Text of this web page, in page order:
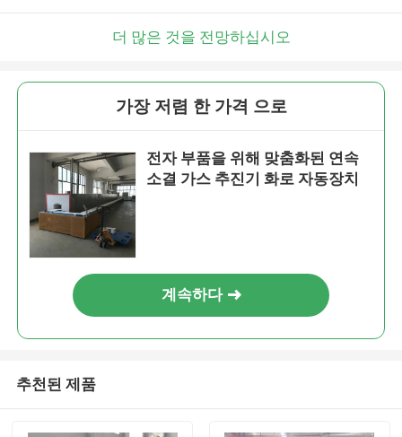
더 많은 것을 전망하십시오
가장 저렴 한 가격 으로
전자 부품을 위해 맞춤화된 연속
소결 가스 추진기 화로 자동장치
계속하다
추천된 제품